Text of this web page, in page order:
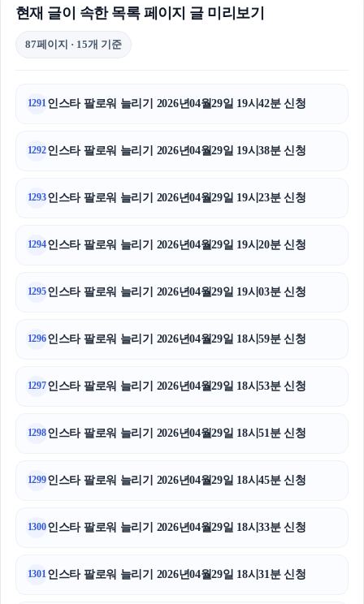
현재 글이 속한 목록 페이지 글 미리보기
87페이지 · 15개 기준
1291인스타 팔로워 늘리기 2026년04월29일 19시42분 신청
1292인스타 팔로워 늘리기 2026년04월29일 19시38분 신청
1293인스타 팔로워 늘리기 2026년04월29일 19시23분 신청
1294인스타 팔로워 늘리기 2026년04월29일 19시20분 신청
1295인스타 팔로워 늘리기 2026년04월29일 19시03분 신청
1296인스타 팔로워 늘리기 2026년04월29일 18시59분 신청
1297인스타 팔로워 늘리기 2026년04월29일 18시53분 신청
1298인스타 팔로워 늘리기 2026년04월29일 18시51분 신청
1299인스타 팔로워 늘리기 2026년04월29일 18시45분 신청
1300인스타 팔로워 늘리기 2026년04월29일 18시33분 신청
1301인스타 팔로워 늘리기 2026년04월29일 18시31분 신청